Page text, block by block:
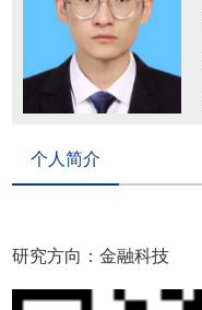
个人简介
研究方向：金融科技